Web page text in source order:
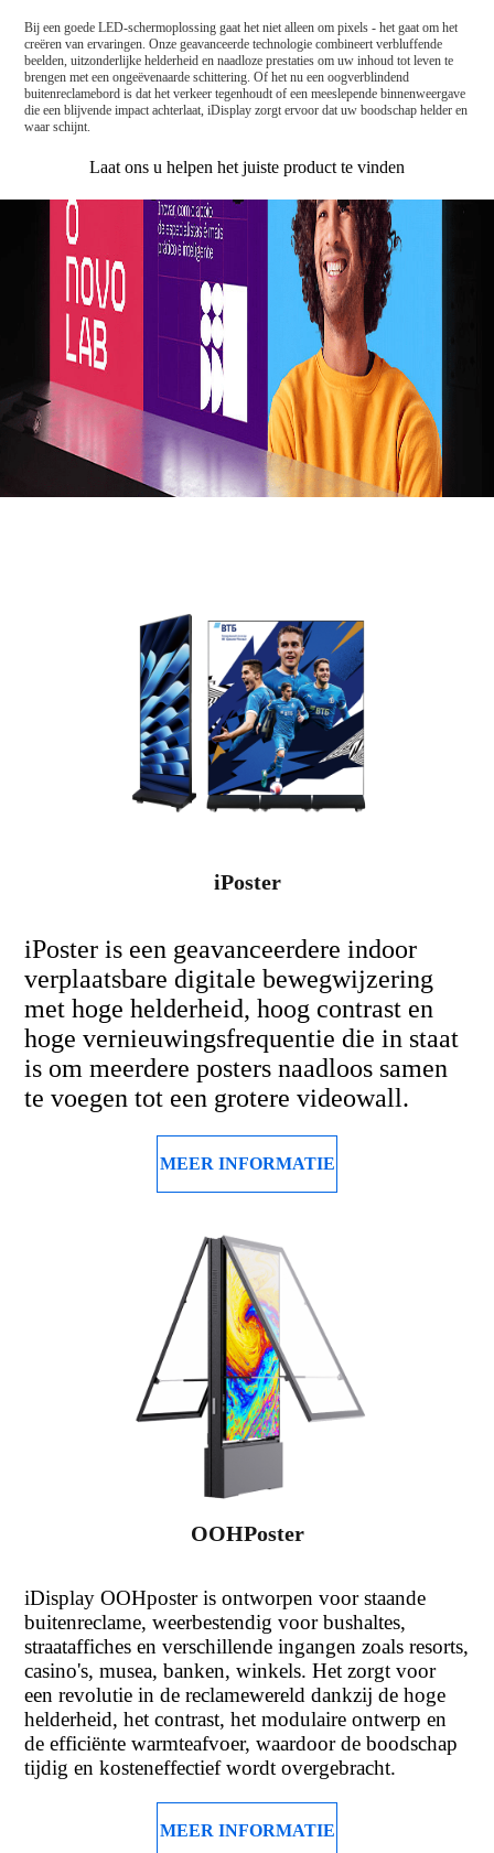
Bij een goede LED-schermoplossing gaat het niet alleen om pixels - het gaat om het
creëren van ervaringen. Onze geavanceerde technologie combineert verbluffende
beelden, uitzonderlijke helderheid en naadloze prestaties om uw inhoud tot leven te
brengen met een ongeëvenaarde schittering. Of het nu een oogverblindend
buitenreclamebord is dat het verkeer tegenhoudt of een meeslepende binnenweergave
die een blijvende impact achterlaat, iDisplay zorgt ervoor dat uw boodschap helder en
waar schijnt.
Laat ons u helpen het juiste product te vinden
iPoster
iPoster is een geavanceerdere indoor
verplaatsbare digitale bewegwijzering
met hoge helderheid, hoog contrast en
hoge vernieuwingsfrequentie die in staat
is om meerdere posters naadloos samen
te voegen tot een grotere videowall.
MEER INFORMATIE
OOHPoster
iDisplay OOHposter is ontworpen voor staande
buitenreclame, weerbestendig voor bushaltes,
straataffiches en verschillende ingangen zoals resorts,
casino's, musea, banken, winkels. Het zorgt voor
een revolutie in de reclamewereld dankzij de hoge
helderheid, het contrast, het modulaire ontwerp en
de efficiënte warmteafvoer, waardoor de boodschap
tijdig en kosteneffectief wordt overgebracht.
MEER INFORMATIE